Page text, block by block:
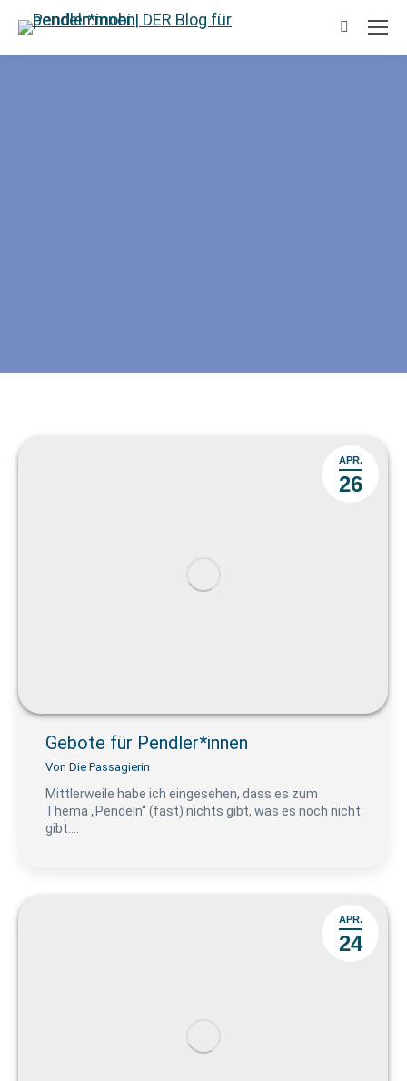
Search:
APR.
26
Gebote für Pendler*innen
Von Die Passagierin
Mittlerweile habe ich eingesehen, dass es zum
Thema „Pendeln“ (fast) nichts gibt, was es noch nicht
gibt.…
APR.
24